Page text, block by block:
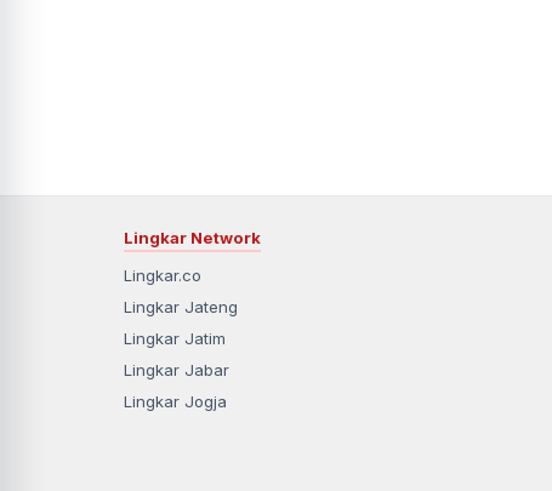
Lingkar Network
Lingkar.co
Lingkar Jateng
Lingkar Jatim
Lingkar Jabar
Lingkar Jogja